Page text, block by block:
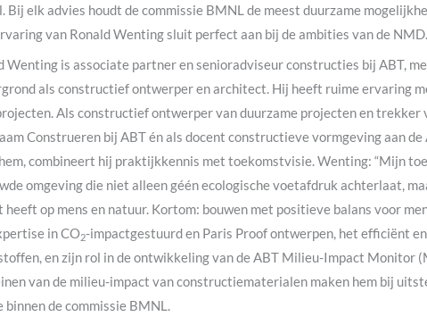
Bij elk advies houdt de commissie BMNL de meest duurzame
van Ronald Wenting sluit perfect aan bij de ambities van de NMD.
Wenting is associate partner en senioradviseur constructies bij ABT,
als constructief ontwerper en architect. Hij heeft ruime ervaring
Als constructief ontwerper van duurzame projecten en trekker
Construeren bij ABT én als docent constructieve vormgeving aan
combineert hij praktijkkennis met toekomstvisie. Wenting: “Mijn
omgeving die niet alleen géén ecologische voetafdruk achterlaat,
heeft op mens en natuur. Kortom: bouwen met positieve balans voor
in CO2-impactgestuurd en Paris Proof ontwerpen, het efficiënt
en zijn rol in de ontwikkeling van de ABT Milieu-Impact Monitor
van de milieu-impact van constructiematerialen maken hem bij
binnen de commissie BMNL.